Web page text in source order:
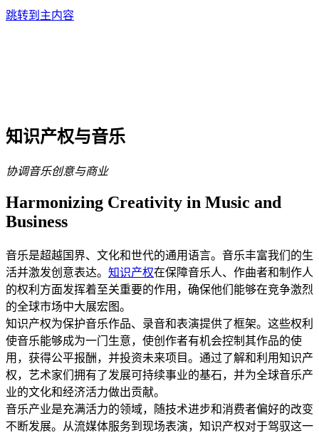
跳转到主内容
知识产权与音乐
协调音乐创意与商业
Harmonizing Creativity in Music and
Business
音乐是超越国界、文化和世代的通用语言。音乐丰富我们的生
活并激发创意表达。 知识产权在保障音乐人、作曲者和制作人
的权利方面发挥着至关重要的作用，确保他们能够在竞争激烈
的全球市场中大展宏图。
知识产权为保护音乐作品、录音和表演提供了框架。这些权利
使音乐能够成为一门生意，使创作者有机会控制其作品的使
用，获得公平报酬，并投资未来项目。通过了解和利用知识产
权，艺术家们拥有了发展可持续事业的基石，并为全球音乐产
业的文化和经济活力做出贡献。
音乐产业是充满活力的领域，随技术进步和消费者偏好的改变
不断发展。从流媒体服务到现场表演，知识产权对于驾驭这一